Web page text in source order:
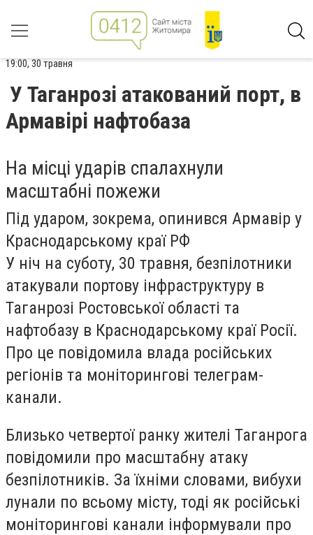
19:00, 30 травня
У Таганрозі атакований порт, в
Армавірі нафтобаза
На місці ударів спалахнули
масштабні пожежи
Під ударом, зокрема, опинився Армавір у
Краснодарському краї РФ
У ніч на суботу, 30 травня, безпілотники
атакували портову інфраструктуру в
Таганрозі Ростовської області та
нафтобазу в Краснодарському краї Росії.
Про це повідомила влада російських
регіонів та моніторингові телеграм-
канали.
Близько четвертої ранку жителі Таганрога
повідомили про масштабну атаку
безпілотників. За їхніми словами, вибухи
лунали по всьому місту, тоді як російські
моніторингові канали інформували про